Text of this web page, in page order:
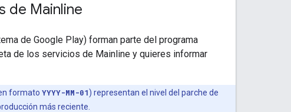
de Mainline
de Google Play) forman parte del programa
de los servicios de Mainline y quieres informar
formato YYYY-MM-01) representan el nivel del parche de
más reciente.